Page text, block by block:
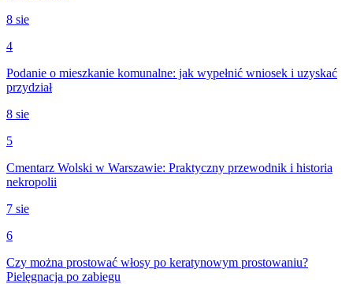
8 sie
4
Podanie o mieszkanie komunalne: jak wypełnić wniosek i uzyskać
przydział
8 sie
5
Cmentarz Wolski w Warszawie: Praktyczny przewodnik i historia
nekropolii
7 sie
6
Czy można prostować włosy po keratynowym prostowaniu?
Pielęgnacja po zabiegu